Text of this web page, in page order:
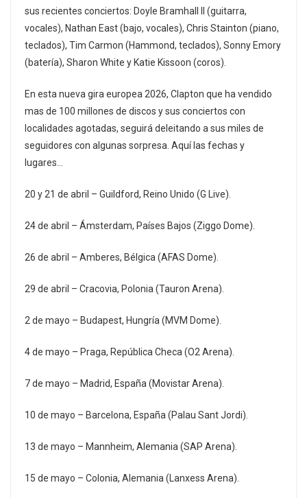
sus recientes conciertos: Doyle Bramhall II (guitarra,
vocales), Nathan East (bajo, vocales), Chris Stainton (piano,
teclados), Tim Carmon (Hammond, teclados), Sonny Emory
(batería), Sharon White y Katie Kissoon (coros).
En esta nueva gira europea 2026, Clapton que ha vendido
mas de 100 millones de discos y sus conciertos con
localidades agotadas, seguirá deleitando a sus miles de
seguidores con algunas sorpresa. Aquí las fechas y
lugares…
20 y 21 de abril – Guildford, Reino Unido (G Live).
24 de abril – Ámsterdam, Países Bajos (Ziggo Dome).
26 de abril – Amberes, Bélgica (AFAS Dome).
29 de abril – Cracovia, Polonia (Tauron Arena).
2 de mayo – Budapest, Hungría (MVM Dome).
4 de mayo – Praga, República Checa (O2 Arena).
7 de mayo – Madrid, España (Movistar Arena).
10 de mayo – Barcelona, España (Palau Sant Jordi).
13 de mayo – Mannheim, Alemania (SAP Arena).
15 de mayo – Colonia, Alemania (Lanxess Arena).